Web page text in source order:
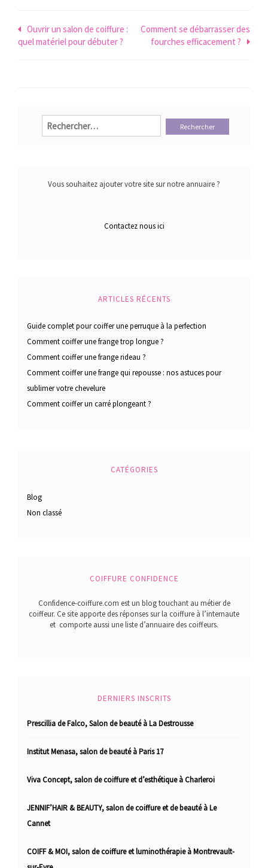
Navigation
de
Ouvrir un salon de coiffure :
quel matériel pour débuter ?
Comment se débarrasser des
fourches efficacement ?
Rechercher :
Vous souhaitez ajouter votre site sur notre annuaire ?
Contactez nous ici
ARTICLES RÉCENTS
Guide complet pour coiffer une perruque à la perfection
Comment coiffer une frange trop longue ?
Comment coiffer une frange rideau ?
Comment coiffer une frange qui repousse : nos astuces pour
sublimer votre chevelure
Comment coiffer un carré plongeant ?
CATÉGORIES
Blog
Non classé
COIFFURE CONFIDENCE
Confidence-coiffure.com est un blog touchant au métier de
coiffeur. Ce site apporte des réponses sur la coiffure à l’internaute
et comporte aussi une liste d’annuaire des coiffeurs.
DERNIERS INSCRITS
Prescillia de Falco, Salon de beauté à La Destrousse
Institut Menasa, salon de beauté à Paris 17
Viva Concept, salon de coiffure et d’esthétique à Charleroi
JENNIF’HAIR & BEAUTY, salon de coiffure et de beauté à Le
Cannet
COIFF & MOI, salon de coiffure et luminothérapie à Montrevault-